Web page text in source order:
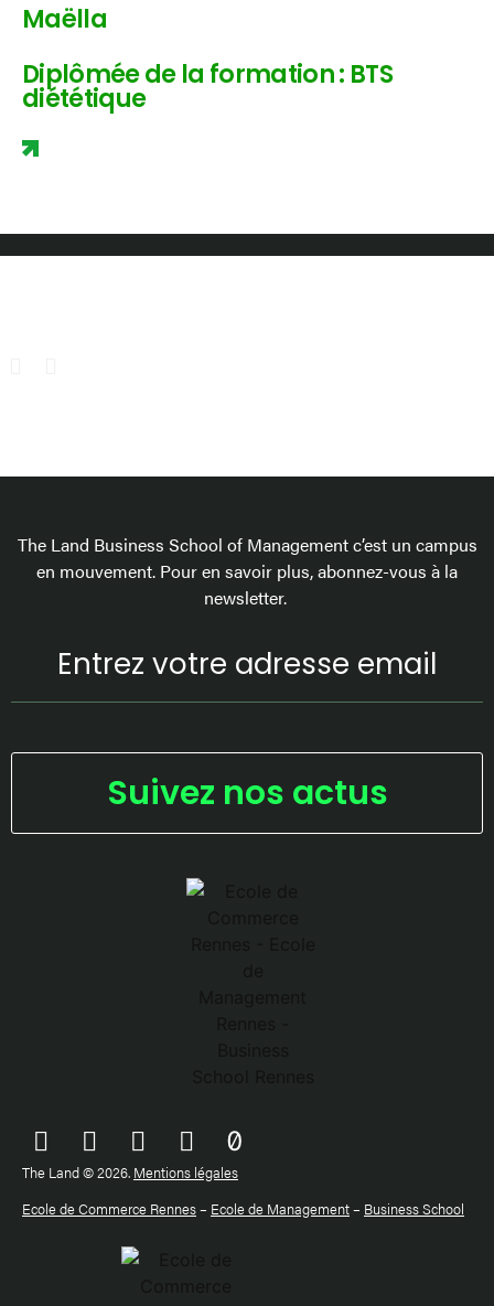
Maëlla
Diplômée de la formation : BTS
diététique
The Land Business School of Management c’est un campus
en mouvement. Pour en savoir plus, abonnez-vous à la
newsletter.
Suivez nos actus
The Land © 2026. Mentions légales
Ecole de Commerce Rennes– Ecole de Management– Business School